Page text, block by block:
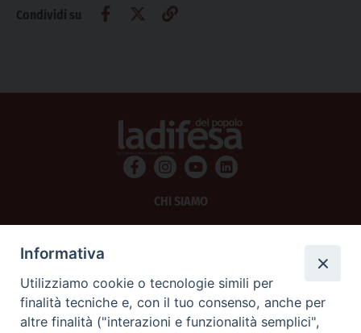
Condividi su
CHI SIAMO
SCRIVICI
Informativa
Utilizziamo cookie o tecnologie simili per
finalità tecniche e, con il tuo consenso, anche per
altre finalità ("interazioni e funzionalità semplici",